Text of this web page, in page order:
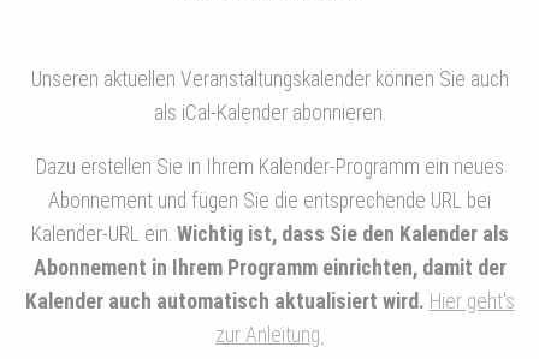
Unseren aktuellen Veranstaltungskalender können Sie auch
als iCal-Kalender abonnieren.
Dazu erstellen Sie in Ihrem Kalender-Programm ein neues
Abonnement und fügen Sie die entsprechende URL bei
Kalender-URL ein. Wichtig ist, dass Sie den Kalender als
Abonnement in Ihrem Programm einrichten, damit der
Kalender auch automatisch aktualisiert wird. Hier geht's
zur Anleitung.